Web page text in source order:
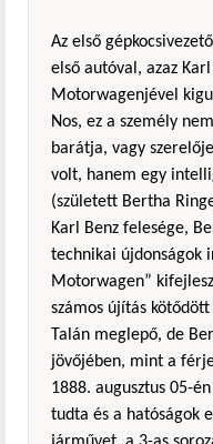
Az első
első autóval, azaz
Motorwagenjével
Nos, ez a személy
barátja, vagy
volt, hanem egy
(született Bertha
Karl Benz felesége,
technikai újdonságok
Motorwagen”
számos újítás kötődött
Talán meglepő, de
jövőjében, mint a
1888. augusztus 05-
tudta és a hatóságok